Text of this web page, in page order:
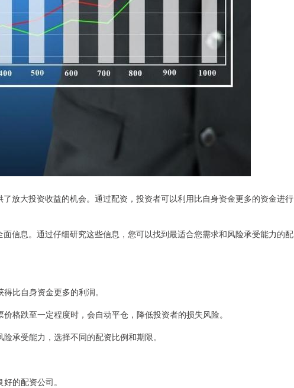
放大投资收益的机会。通过配资，投资者可以利用比自身资金更多的资金进行
信息。通过仔细研究这些信息，您可以找到最适合您需求和风险承受能力的配
比自身资金更多的利润。
格跌至一定程度时，会自动平仓，降低投资者的损失风险。
承受能力，选择不同的配资比例和期限。
的配资公司。